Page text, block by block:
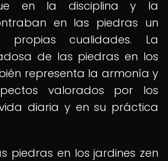
en la disciplina y la
en las piedras un
cualidades. La
de las piedras en los
representa la armonía y
valorados por los
diaria y en su práctica
piedras en los jardines zen